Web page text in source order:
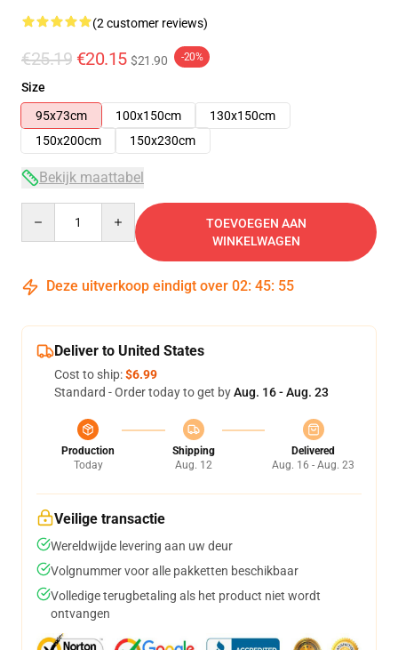
(2 customer reviews)
€25.19 €20.15 $21.90 -20%
Size
95x73cm
100x150cm
130x150cm
150x200cm
150x230cm
Bekijk maattabel
TOEVOEGEN AAN
WINKELWAGEN
Deze uitverkoop eindigt over 02: 45: 55
Deliver to United States
Cost to ship:$6.99
Standard - Order today to get byAug. 16 - Aug. 23
Production
Today
Shipping
Aug. 12
Delivered
Aug. 16 - Aug. 23
Veilige transactie
Wereldwijde levering aan uw deur
Volgnummer voor alle pakketten beschikbaar
Volledige terugbetaling als het product niet wordt
ontvangen